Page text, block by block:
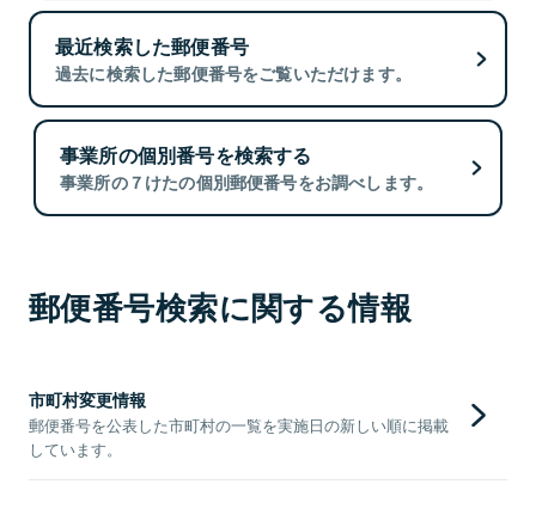
最近検索した郵便番号
過去に検索した郵便番号をご覧いただけます。
事業所の個別番号を検索する
事業所の７けたの個別郵便番号をお調べします。
郵便番号検索に関する情報
市町村変更情報
郵便番号を公表した市町村の一覧を実施日の新しい順に掲載
しています。